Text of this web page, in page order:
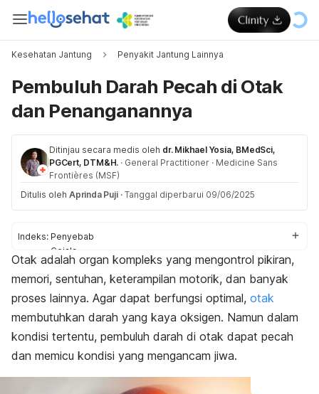
Kesehatan Jantung Penyakit Jantung Lainnya
Pembuluh Darah Pecah di Otak
dan Penanganannya
Ditinjau secara medis oleh dr. Mikhael Yosia, BMedSci,
PGCert, DTM&H. · General Practitioner · Medicine Sans
Frontières (MSF)
Ditulis oleh Aprinda Puji · Tanggal diperbarui 09/06/2025
Indeks: Penyebab
Gejala
Penanganan
Otak adalah organ kompleks yang mengontrol pikiran,
memori, sentuhan, keterampilan motorik, dan banyak
proses lainnya. Agar dapat berfungsi optimal, otak
membutuhkan darah yang kaya oksigen. Namun dalam
kondisi tertentu, pembuluh darah di otak dapat pecah
dan memicu kondisi yang mengancam jiwa.